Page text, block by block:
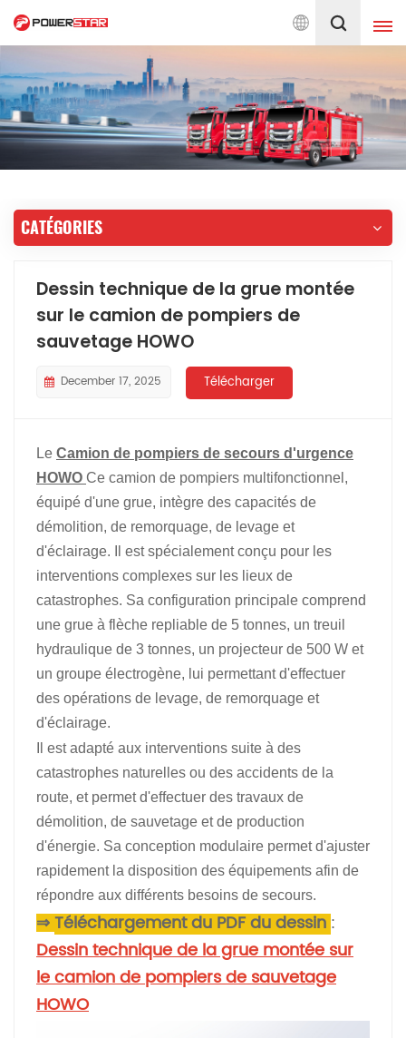
pompiers depuis 1990 Français
English français
Deutsch русский
한국의 Türkçe
Indonesia
Filipino မြန်မာ
CATÉGORIES
Dessin technique de la grue montée
sur le camion de pompiers de
sauvetage HOWO
December 17, 2025 Télécharger
Le Camion de pompiers de secours d'urgence
HOWO Ce camion de pompiers multifonctionnel,
équipé d'une grue, intègre des capacités de
démolition, de remorquage, de levage et
d'éclairage. Il est spécialement conçu pour les
interventions complexes sur les lieux de
catastrophes. Sa configuration principale comprend
une grue à flèche repliable de 5 tonnes, un treuil
hydraulique de 3 tonnes, un projecteur de 500 W et
un groupe électrogène, lui permettant d'effectuer
des opérations de levage, de remorquage et
d'éclairage.
Il est adapté aux interventions suite à des
catastrophes naturelles ou des accidents de la
route, et permet d'effectuer des travaux de
démolition, de sauvetage et de production
d'énergie. Sa conception modulaire permet d'ajuster
rapidement la disposition des équipements afin de
répondre aux différents besoins de secours.
⇒ Téléchargement du PDF du dessin :
Dessin technique de la grue montée sur
le camion de pompiers de sauvetage
HOWO